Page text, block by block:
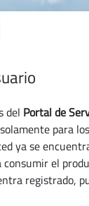
del Portal de
para
ya se
el
registrado,